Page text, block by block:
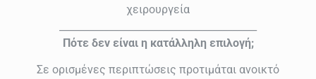
χειρουργεία
Πότε δεν είναι η κατάλληλη επιλογή;
Σε ορισμένες περιπτώσεις προτιμάται ανοικτό